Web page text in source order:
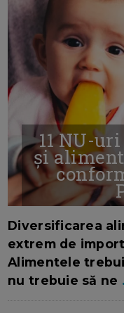
11 NU-
și
Diversificarea
extrem de
Alimentele
nu trebuie să ne